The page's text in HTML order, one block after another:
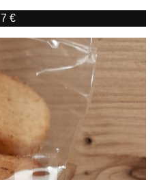
7 €